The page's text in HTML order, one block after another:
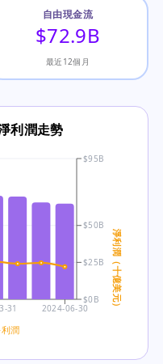
自由現金流
$72.9B
最近12個月
利潤走勢
31 2024-06-30
$0B
$25B
$50B
$95B
淨利潤（十億美元）
潤